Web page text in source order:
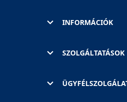
INFORMÁCIÓK
SZOLGÁLTATÁSOK